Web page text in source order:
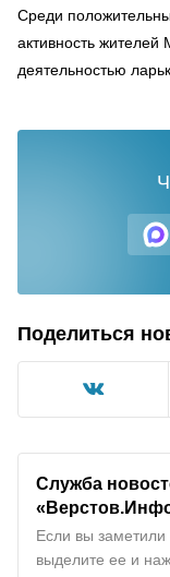
Среди
активность жителей
деятельностью
Поделиться
Служба
Если вы заметили
выделите ее и